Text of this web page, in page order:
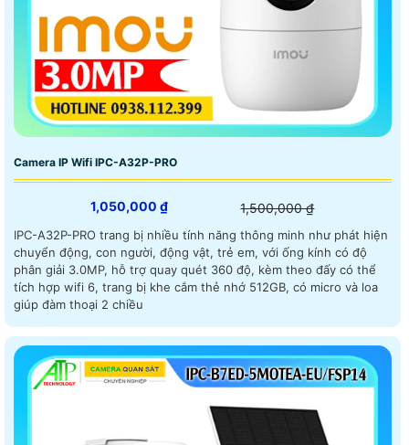
Camera IP Wifi IPC-A32P-PRO
1,050,000 ₫ 1,500,000 ₫
IPC-A32P-PRO trang bị nhiều tính năng thông minh như phát hiện
chuyển động, con người, động vật, trẻ em, với ống kính có độ
phân giải 3.0MP, hỗ trợ quay quét 360 độ, kèm theo đấy có thể
tích hợp wifi 6, trang bị khe cắm thẻ nhớ 512GB, có micro và loa
giúp đàm thoại 2 chiều